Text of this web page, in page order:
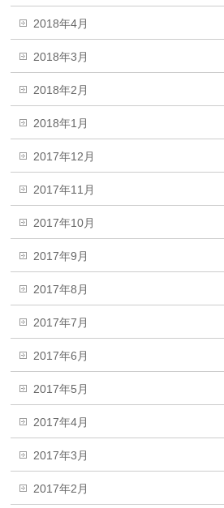
2018年4月
2018年3月
2018年2月
2018年1月
2017年12月
2017年11月
2017年10月
2017年9月
2017年8月
2017年7月
2017年6月
2017年5月
2017年4月
2017年3月
2017年2月